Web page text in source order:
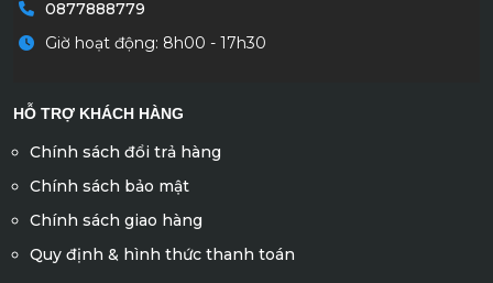
0877888779
Giờ hoạt động: 8h00 - 17h30
HỖ TRỢ KHÁCH HÀNG
Chính sách đổi trả hàng
Chính sách bảo mật
Chính sách giao hàng
Quy định & hình thức thanh toán